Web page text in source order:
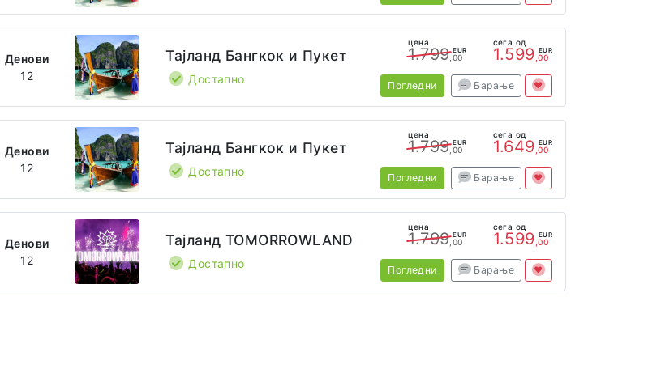
Денови
12
Тајланд Бангкок и Пукет
Достапно
цена
1.799 EUR
,00
сега од
1.599 EUR
,00
Погледни Барање
Денови
12
Тајланд Бангкок и Пукет
Достапно
цена
1.799 EUR
,00
сега од
1.649 EUR
,00
Погледни Барање
Денови
12
Тајланд TOMORROWLAND
Достапно
цена
1.799 EUR
,00
сега од
1.599 EUR
,00
Погледни Барање